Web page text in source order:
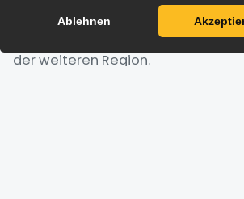
Ablehnen
Standorten Fellbach und
wir Projekte in Fellbach, dem
der weiteren Region.